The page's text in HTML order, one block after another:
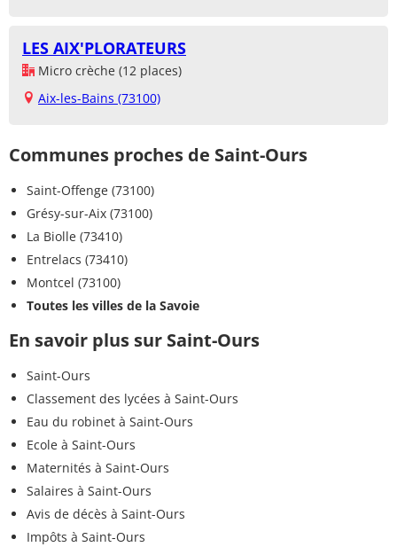
LES AIX'PLORATEURS
Micro crèche (12 places)
Aix-les-Bains (73100)
Communes proches de Saint-Ours
Saint-Offenge (73100)
Grésy-sur-Aix (73100)
La Biolle (73410)
Entrelacs (73410)
Montcel (73100)
Toutes les villes de la Savoie
En savoir plus sur Saint-Ours
Saint-Ours
Classement des lycées à Saint-Ours
Eau du robinet à Saint-Ours
Ecole à Saint-Ours
Maternités à Saint-Ours
Salaires à Saint-Ours
Avis de décès à Saint-Ours
Impôts à Saint-Ours